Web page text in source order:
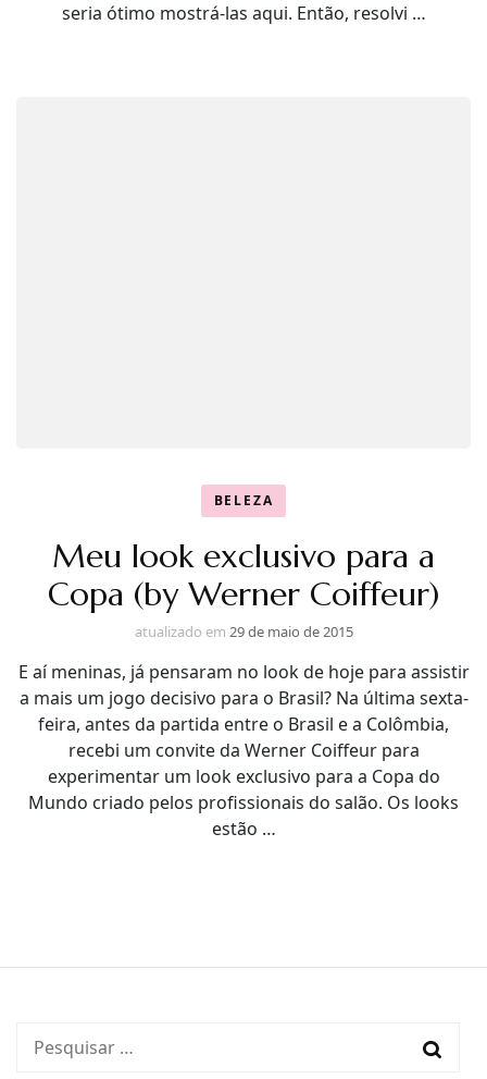
seria ótimo mostrá-las aqui. Então, resolvi …
BELEZA
Meu look exclusivo para a
Copa (by Werner Coiffeur)
atualizado em 29 de maio de 2015
E aí meninas, já pensaram no look de hoje para assistir
a mais um jogo decisivo para o Brasil? Na última sexta-
feira, antes da partida entre o Brasil e a Colômbia,
recebi um convite da Werner Coiffeur para
experimentar um look exclusivo para a Copa do
Mundo criado pelos profissionais do salão. Os looks
estão …
Pesquisar